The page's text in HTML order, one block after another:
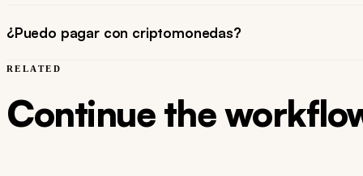
¿Puedo pagar con criptomonedas?
RELATED
Continue the